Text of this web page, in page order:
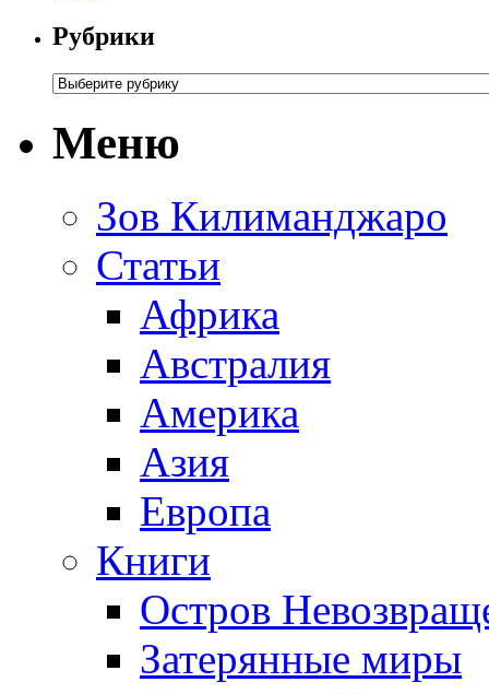
Рубрики
Меню
Зов Килиманджаро
Статьи
Африка
Австралия
Америка
Азия
Европа
Книги
Остров
Затерянные миры